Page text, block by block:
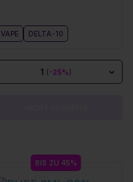
VAPE DELTA-10
1 (-25%)
BIS ZU 45%